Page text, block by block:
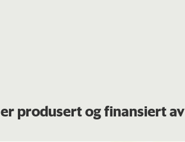
er produsert og finansiert av